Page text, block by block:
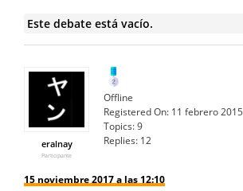
Este debate está vacío.
eralnay
Participante
Offline
Registered On: 11 febrero 2015
Topics:9
Replies: 12
15 noviembre 2017 a las 12:10